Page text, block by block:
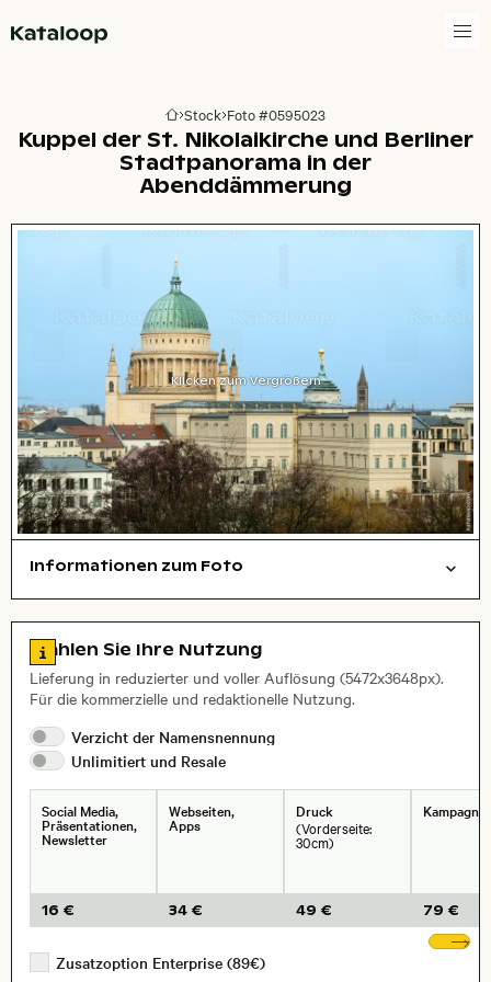
Zur Homepage
Stock Foto #0595023
Kuppel der St. Nikolaikirche und Berliner
Stadtpanorama in der
Abenddämmerung
Klicken zum Vergrößern
Informationen zum Foto
, Objektiv
Zu den Lizenzinformationen springen
Wählen Sie Ihre Nutzung
Lieferung in reduzierter und voller Auflösung (5472x3648px).
Für die kommerzielle und redaktionelle Nutzung.
Verzicht der Namensnennung
Unlimitiert und Resale
Social Media,
Präsentationen,
Newsletter
16 €
Webseiten,
Apps
34 €
Druck
(Vorderseite:
30cm)
49 € 79 €
Zusatzoption Enterprise (89€)